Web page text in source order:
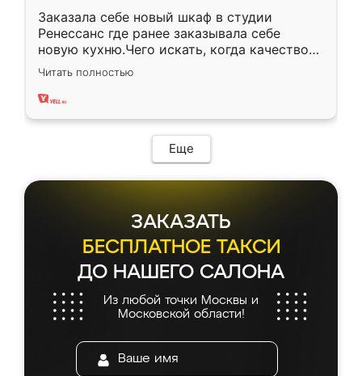
Заказала себе новый шкаф в студии
Ренессанс где ранее заказывала себе
новую кухню.Чего искать, когда качеством
вполне довольна. Служит кухня уже почти
два года, нареканий нет.
Читать полностью
Еще
ЗАКАЗАТЬ
БЕСПЛАТНОЕ ТАКСИ
ДО НАШЕГО САЛОНА
Из любой точки Москвы и
Московской области!